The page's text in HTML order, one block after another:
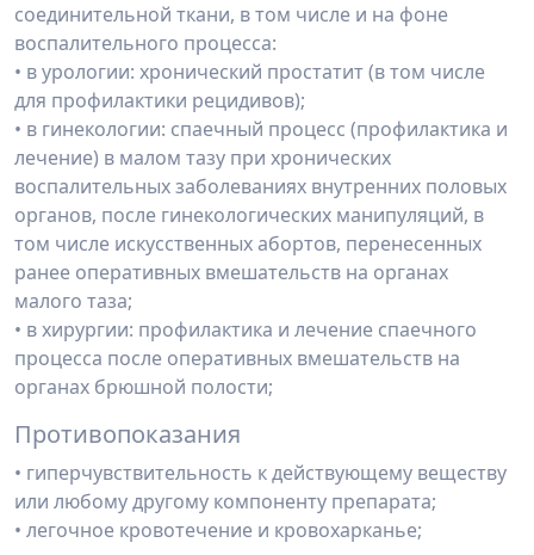
соединительной ткани, в том числе и на фоне
воспалительного процесса:
• в урологии: хронический простатит (в том числе
для профилактики рецидивов);
• в гинекологии: спаечный процесс (профилактика и
лечение) в малом тазу при хро­нических
воспалительных заболеваниях внутренних половых
органов, после гине­кологических манипуляций, в
том числе искусственных абортов, перенесенных
ранее оперативных вмешательств на органах
малого таза;
• в хирургии: профилактика и лечение спаечного
процесса после оперативных вме­шательств на
органах брюшной полости;
Противопоказания
• гиперчувствительность к действующему веществу
или любому другому компонен­ту препарата;
• легочное кровотечение и кровохарканье;